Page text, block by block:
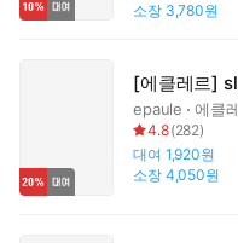
소장 3,780원
[에클레르]
epaule 에클
4.8(282)
대여 1,920원
소장 4,050원